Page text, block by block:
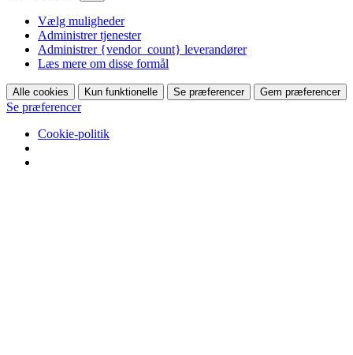
Vælg muligheder
Administrer tjenester
Administrer {vendor_count} leverandører
Læs mere om disse formål
Alle cookies Kun funktionelle Se præferencer Gem præferencer
Se præferencer
Cookie-politik